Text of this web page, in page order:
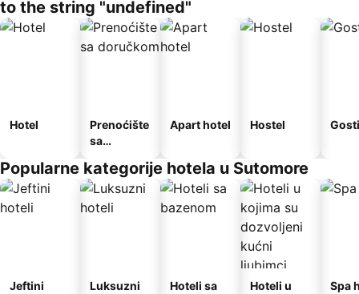
to the string "undefined"
Hotel
Prenoćište
sa
Apart hotel Hostel
Popularne kategorije hotela u Sutomore
Jeftini
Luksuzni
Hoteli sa
Hoteli u
Spa